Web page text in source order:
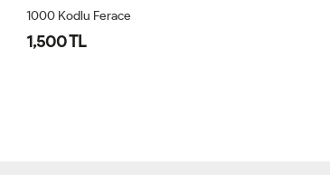
1000 Kodlu Ferace
1,500 TL